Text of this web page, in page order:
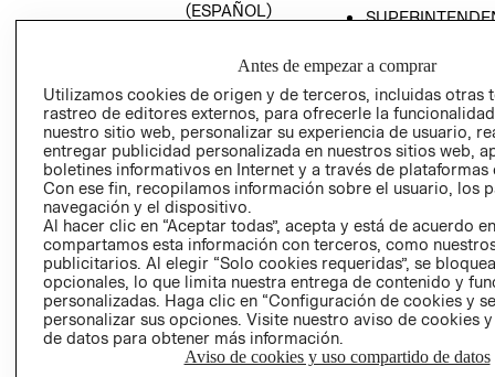
(ESPAÑOL)
TRANSPARENCIA
Y ÉTICA (INGLÉS)
COMERCIO - SIC
PETICIONES
QUEJAS Y
RECLAMOS
Colombia ($)
CAMBIAR REGIÓN
Antes de empezar a comprar
Utilizamos cookies de origen y de terceros, incluidas otras
rastreo de editores externos, para ofrecerle la
nuestro sitio web, personalizar su experiencia de usuario,
entregar publicidad personalizada en nuestros sitios web,
boletines informativos en Internet y a través de plataformas
Con ese fin, recopilamos información sobre el usuario, los
navegación y el dispositivo.
Al hacer clic en “Aceptar todas”, acepta y está de acuerdo
compartamos esta información con terceros, como
publicitarios. Al elegir “Solo cookies requeridas”, se
opcionales, lo que limita nuestra entrega de contenido y
personalizadas. Haga clic en “Configuración de cookies y
personalizar sus opciones. Visite nuestro aviso de cookies
de datos para obtener más información.
Aviso de cookies y uso compartido de datos